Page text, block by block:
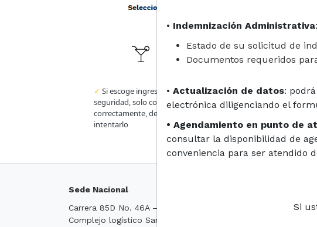
✓ Si escoge ingresar al servicio dando respuesta a las
seguridad, solo contará con tres intentos para responder
correctamente, de no ser así, deberá esperar 24 horas para
intentarlo
Sede Nacional
Carrera 85D No. 46A – 65
Complejo logístico San Cayetano
• Indemnización Administrativa:
Estado de su solicitud de
Documentos requeridos
• Actualización de datos:
electrónica diligenciando el
• Agendamiento en punto de
consultar la disponibilidad de
conveniencia para ser atendido
Si